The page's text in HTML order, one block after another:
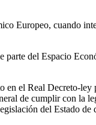
Europeo, cuando
parte del Espacio
en el Real Decreto-
de cumplir con la
del Estado de